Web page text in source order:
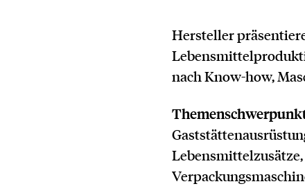
Hersteller
nach Know-how,